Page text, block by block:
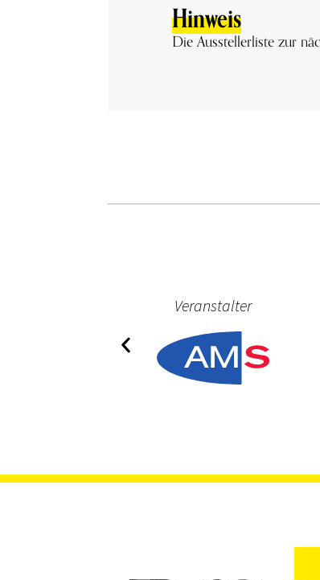
Hinweis
Die Ausstellerliste zur
Veranstalter